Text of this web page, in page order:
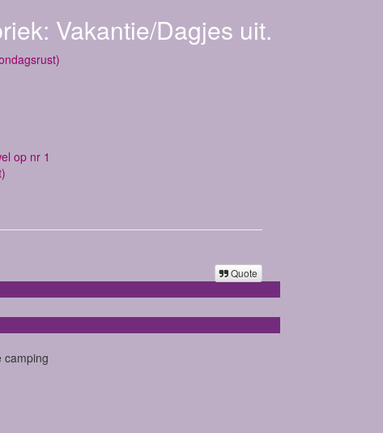
Vakantie/Dagjes uit.
op nr 1
Quote
camping